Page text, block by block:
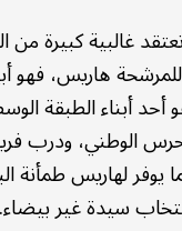
غالبية كبيرة من
للمرشحة هاريس،
أحد أبناء الطبقة
الوطني، ودرب
يوفر لهاريس طمأنة
سيدة غير بيضاء.